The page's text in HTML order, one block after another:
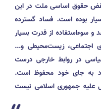
حقوق اساسی ملت در این
بوده است. فساد گسترده
سوءاستفاده از قدرت بسیار
اجتماعی، زیست‌محیطی و...
در روابط خارجی درست
به جای خود محفوظ است.
علیه جمهوری اسلامی نیست